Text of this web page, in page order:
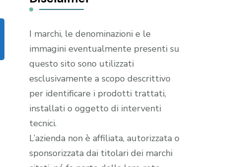
I marchi, le denominazioni e le
immagini eventualmente presenti su
questo sito sono utilizzati
esclusivamente a scopo descrittivo
per identificare i prodotti trattati,
installati o oggetto di interventi
tecnici.
L’azienda non è affiliata, autorizzata o
sponsorizzata dai titolari dei marchi